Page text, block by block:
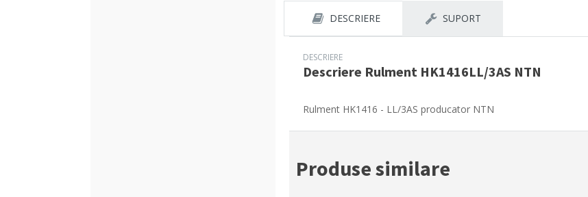
DESCRIERE SUPORT
DESCRIERE
Descriere Rulment HK1416LL/3AS NTN
Rulment HK1416 - LL/3AS producator NTN
Produse similare